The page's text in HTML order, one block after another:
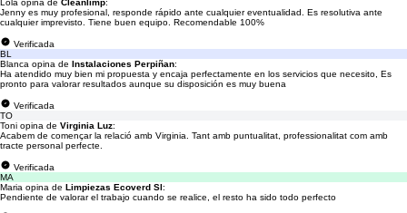
Lola opina de Cleanlimp:
Jenny es muy profesional, responde rápido ante cualquier eventualidad. Es resolutiva ante
cualquier imprevisto. Tiene buen equipo. Recomendable 100%
Verificada
BL
Blanca opina de Instalaciones Perpiñan:
Ha atendido muy bien mi propuesta y encaja perfectamente en los servicios que necesito, Es
pronto para valorar resultados aunque su disposición es muy buena
Verificada
TO
Toni opina de Virginia Luz:
Acabem de començar la relació amb Virginia. Tant amb puntualitat, professionalitat com amb
tracte personal perfecte.
Verificada
MA
Maria opina de Limpiezas Ecoverd Sl:
Pendiente de valorar el trabajo cuando se realice, el resto ha sido todo perfecto